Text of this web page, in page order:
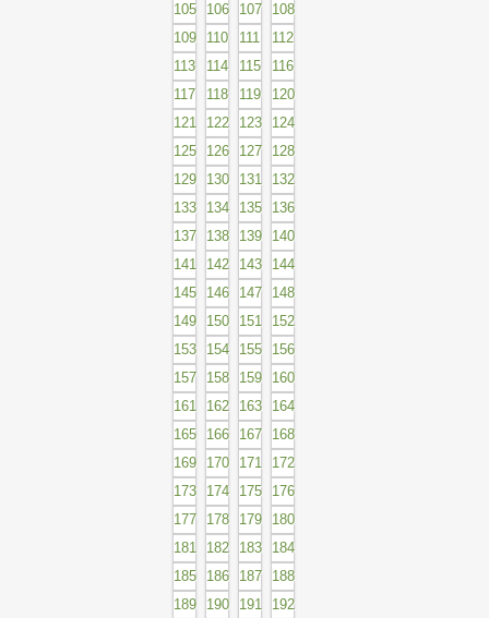
105
106 107
108
109
110 111
112
113
114 115
116
117
118 119
120
121
122 123
124
125
126 127
128
129
130 131
132
133
134 135
136
137
138 139
140
141
142 143
144
145
146 147
148
149
150 151
152
153
154 155
156
157
158 159
160
161
162 163
164
165
166 167
168
169
170 171
172
173
174 175
176
177
178 179
180
181
182 183
184
185
186 187
188
189
190 191
192